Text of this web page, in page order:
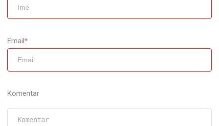
Email*
Komentar